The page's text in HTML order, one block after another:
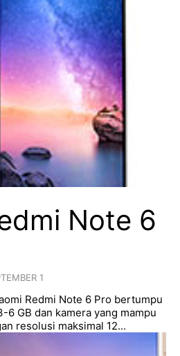
Note 6
1
Redmi Note 6 Pro bertumpu
6 GB dan kamera yang mampu
resolusi maksimal 12...